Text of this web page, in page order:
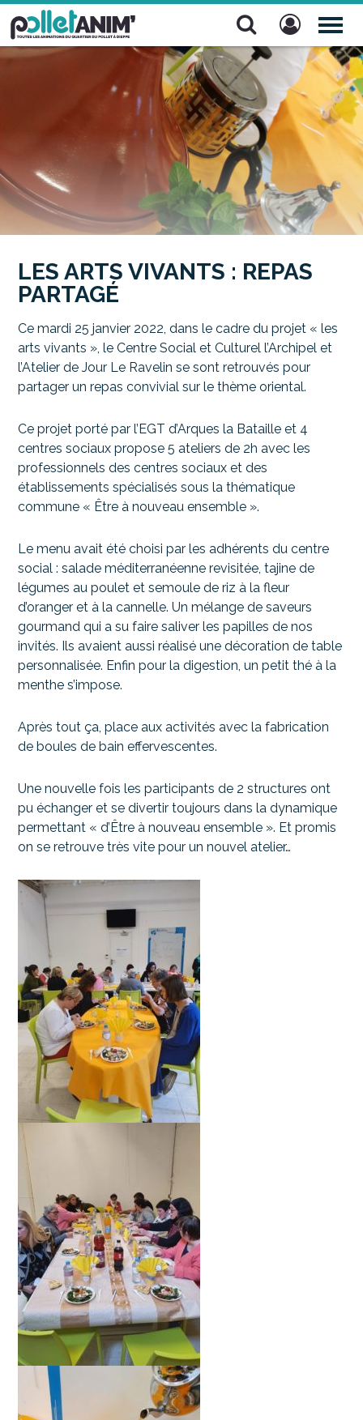
Pollet Anim'
LES ARTS VIVANTS : REPAS
PARTAGÉ
Ce mardi 25 janvier 2022, dans le cadre du projet « les
arts vivants », le Centre Social et Culturel l’Archipel et
l’Atelier de Jour Le Ravelin se sont retrouvés pour
partager un repas convivial sur le thème oriental.
Ce projet porté par l’EGT d’Arques la Bataille et 4
centres sociaux propose 5 ateliers de 2h avec les
professionnels des centres sociaux et des
établissements spécialisés sous la thématique
commune « Être à nouveau ensemble ».
Le menu avait été choisi par les adhérents du centre
social : salade méditerranéenne revisitée, tajine de
légumes au poulet et semoule de riz à la fleur
d’oranger et à la cannelle. Un mélange de saveurs
gourmand qui a su faire saliver les papilles de nos
invités. Ils avaient aussi réalisé une décoration de table
personnalisée. Enfin pour la digestion, un petit thé à la
menthe s’impose.
Après tout ça, place aux activités avec la fabrication
de boules de bain effervescentes.
Une nouvelle fois les participants de 2 structures ont
pu échanger et se divertir toujours dans la dynamique
permettant « d’Être à nouveau ensemble ». Et promis
on se retrouve très vite pour un nouvel atelier…